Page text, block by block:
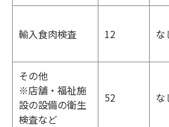
輸入食肉検査 12 な
その他
※店舗・福祉施
設の設備の衛生
検査など
52 な